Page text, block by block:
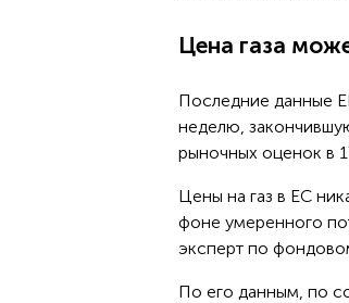
Цена газа
Последние данные
неделю,
рыночных оценок в
Цены на газ в ЕС
фоне умеренного
эксперт по
По его данным, по